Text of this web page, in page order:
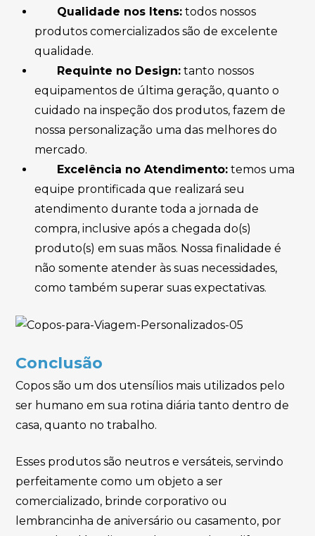
Qualidade nos Itens:todos nossos
produtos comercializados são de excelente
qualidade.
Requinte no Design:tanto nossos
equipamentos de última geração, quanto o
cuidado na inspeção dos produtos, fazem de
nossa personalização uma das melhores do
mercado.
Excelência no Atendimento:temos uma
equipe prontificada que realizará seu
atendimento durante toda a jornada de
compra, inclusive após a chegada do(s)
produto(s) em suas mãos. Nossa finalidade é
não somente atender às suas necessidades,
como também superar suas expectativas.
Conclusão
Copos são um dos utensílios mais utilizados pelo
ser humano em sua rotina diária tanto dentro de
casa, quanto no trabalho.
Esses produtos são neutros e versáteis, servindo
perfeitamente como um objeto a ser
comercializado, brinde corporativo ou
lembrancinha de aniversário ou casamento, por